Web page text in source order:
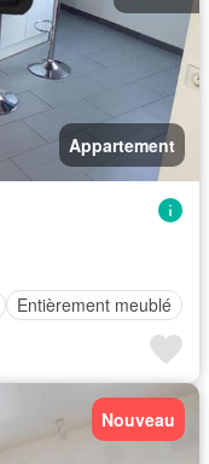
Appartement
Entièrement meublé
Nouveau